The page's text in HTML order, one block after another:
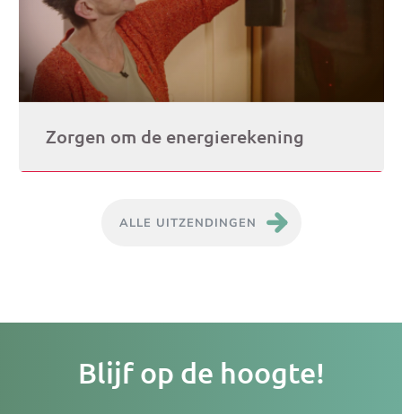
Zorgen om de energierekening
ALLE UITZENDINGEN
Blijf op de hoogte!